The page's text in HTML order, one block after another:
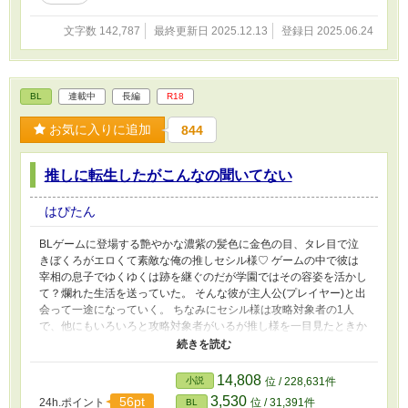
文字数 142,787 最終更新日 2025.12.13 登録日 2025.06.24
BL 連載中 長編 R18
お気に入りに追加 844
推しに転生したがこんなの聞いてない
はぴたん
BLゲームに登場する艶やかな濃紫の髪色に金色の目、タレ目で泣
きぼくろがエロくて素敵な俺の推しセシル様♡ ゲームの中で彼は
宰相の息子でゆくゆくは跡を継ぐのだが学園ではその容姿を活かし
て？爛れた生活を送っていた。 そんな彼が主人公(プレイヤー)と出
会って一途になっていく。 ちなみにセシル様は攻略対象者の1人
で、他にもいろいろと攻略対象者がいるが推し様を一目見たときか
ら惹かれてしまい、推ししか攻略してないので周りはイマイチ覚え
ていない。 あの時ちゃんと全員攻略していれば、、！！ 推しに会
いたいとは思っていたがなりたいとは思ってない！！ 推しに転生
して周りから執着される話。
24h.ポイント
56pt
小説 14,808 位 / 228,631件
BL 3,530 位 / 31,391件